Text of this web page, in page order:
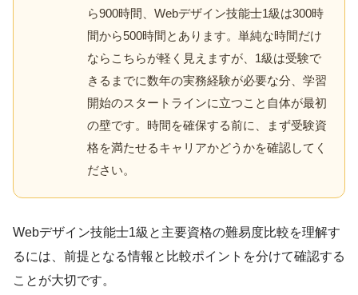
ら900時間、Webデザイン技能士1級は300時
間から500時間とあります。単純な時間だけ
ならこちらが軽く見えますが、1級は受験で
きるまでに数年の実務経験が必要な分、学習
開始のスタートラインに立つこと自体が最初
の壁です。時間を確保する前に、まず受験資
格を満たせるキャリアかどうかを確認してく
ださい。
Webデザイン技能士1級と主要資格の難易度比較を理解す
るには、前提となる情報と比較ポイントを分けて確認する
ことが大切です。